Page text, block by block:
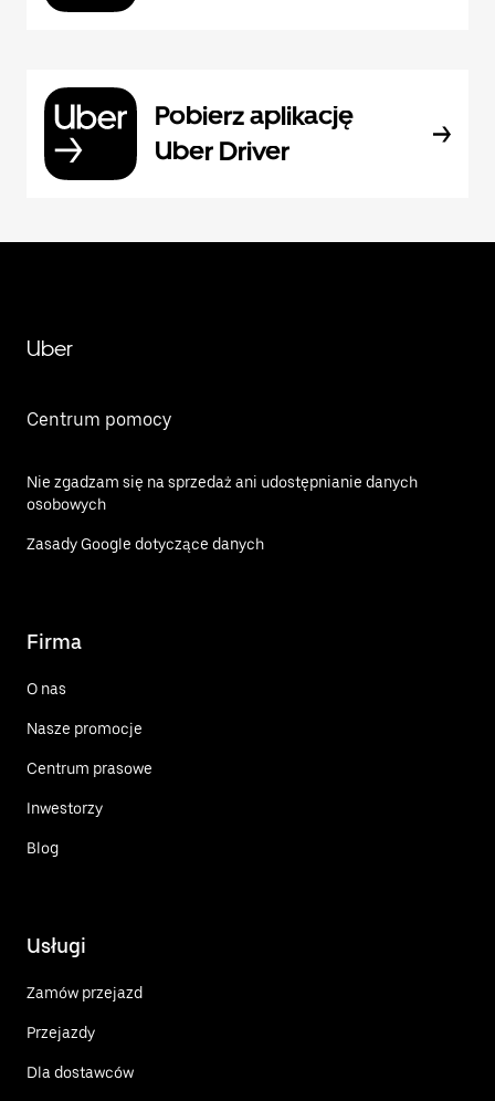
Pobierz aplikację
Uber Driver
Uber
Centrum pomocy
Nie zgadzam się na sprzedaż ani udostępnianie danych
osobowych
Zasady Google dotyczące danych
Firma
O nas
Nasze promocje
Centrum prasowe
Inwestorzy
Blog
Usługi
Zamów przejazd
Przejazdy
Dla dostawców